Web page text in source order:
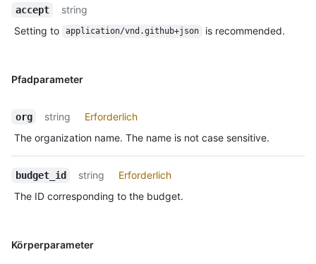
accept
string
Setting to
application/vnd.github+json is recommended.
Pfadparameter
org string
Erforderlich
The organization name. The name is not case sensitive.
budget_id string
Erforderlich
The ID corresponding to the budget.
Körperparameter